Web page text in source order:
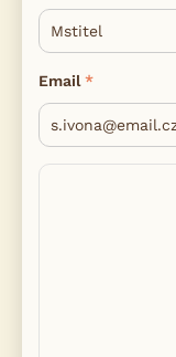
Email